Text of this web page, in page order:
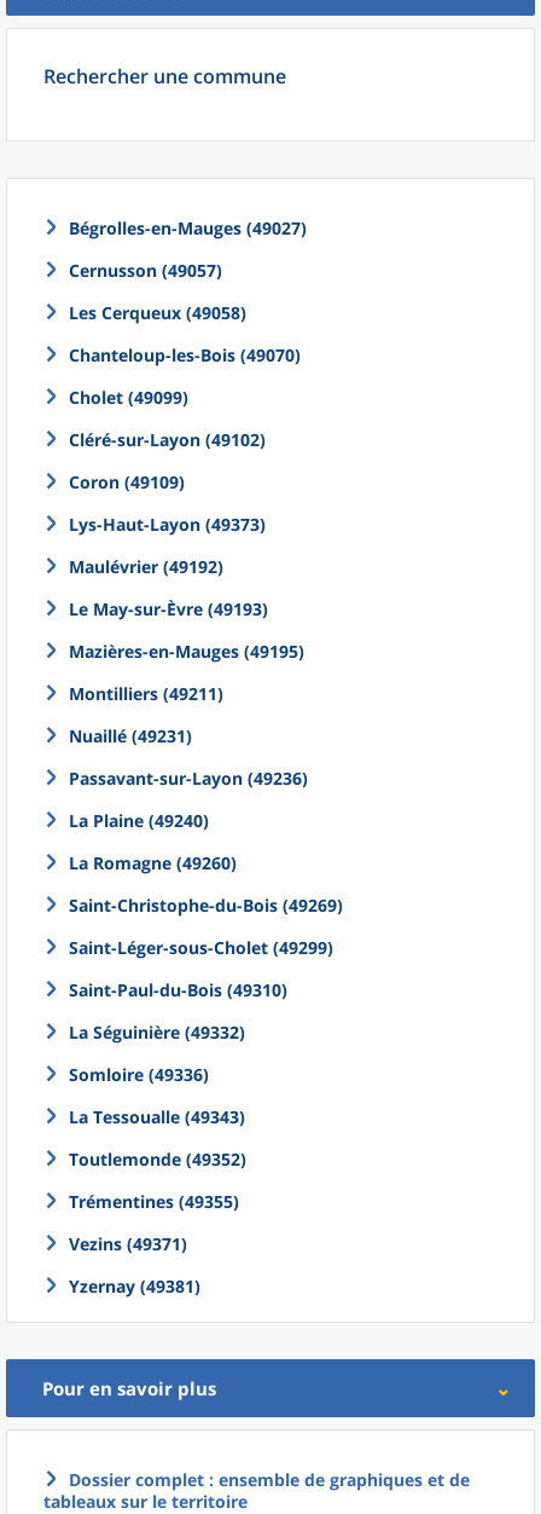
Rechercher une commune
Bégrolles-en-Mauges (49027)
Cernusson (49057)
Les Cerqueux (49058)
Chanteloup-les-Bois (49070)
Cholet (49099)
Cléré-sur-Layon (49102)
Coron (49109)
Lys-Haut-Layon (49373)
Maulévrier (49192)
Le May-sur-Èvre (49193)
Mazières-en-Mauges (49195)
Montilliers (49211)
Nuaillé (49231)
Passavant-sur-Layon (49236)
La Plaine (49240)
La Romagne (49260)
Saint-Christophe-du-Bois (49269)
Saint-Léger-sous-Cholet (49299)
Saint-Paul-du-Bois (49310)
La Séguinière (49332)
Somloire (49336)
La Tessoualle (49343)
Toutlemonde (49352)
Trémentines (49355)
Vezins (49371)
Yzernay (49381)
Pour en savoir plus
Dossier complet : ensemble de graphiques et de
tableaux sur le territoire